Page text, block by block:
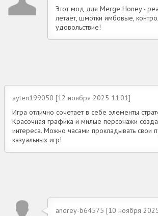
Этот мод для Merge Honey -
летает, шмотки имбовые,
удовольствие!
ayten199050 [12 ноября 2025 11:01]
Игра отлично сочетает в себе элементы
Красочная графика и милые персонажи
интереса. Можно часами прокладывать
казуальных игр!
andrey-b64575 [10 ноября